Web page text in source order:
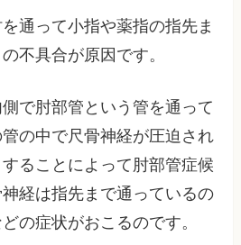
通って小指や薬指の指先ま
不具合が原因です。
で肘部管という管を通って
の中で尺骨神経が圧迫され
ることによって肘部管症候
経は指先まで通っているの
の症状がおこるのです。